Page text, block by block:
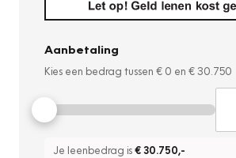
Aanbetaling
Kies een bedrag tussen € 0 en € 30.750
Je leenbedrag is€ 30.750,-